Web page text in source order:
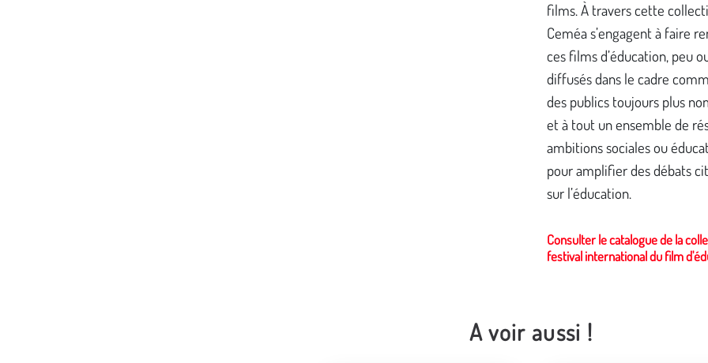
films. À travers cette
Ceméa s’engagent à faire
ces films d’éducation, peu
diffusés dans le cadre
des publics toujours plus
et à tout un ensemble de
ambitions sociales ou
pour amplifier des débats
sur l’éducation.
Consulter le catalogue de la
festival international du film
A voir aussi !